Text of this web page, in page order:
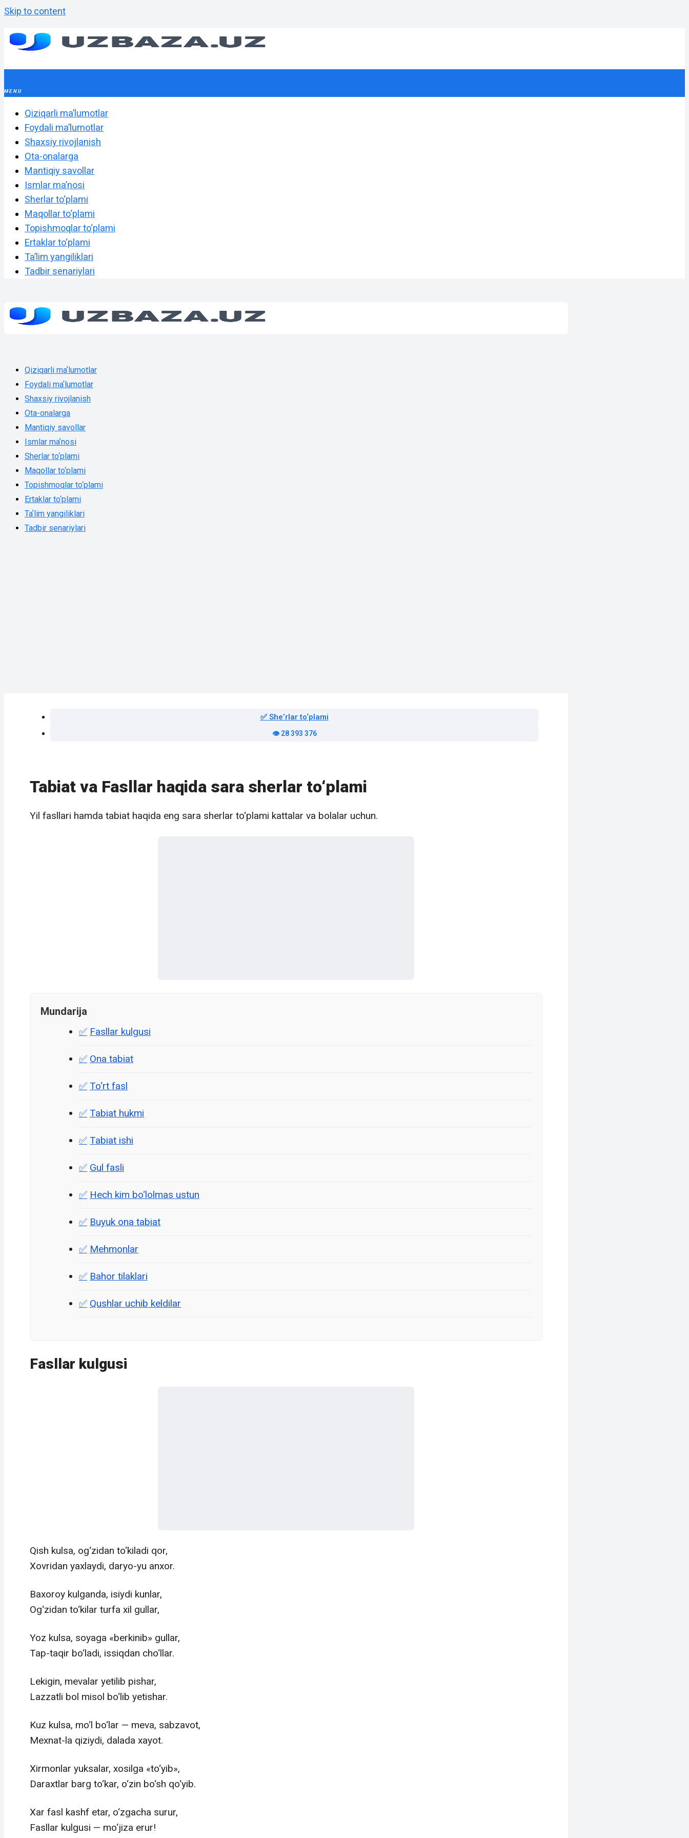
Skip to content
Qiziqarli maʼlumotlar
Foydali maʼlumotlar
Shaxsiy rivojlanish
Ota-onalarga
Mantiqiy savollar
Ismlar maʼnosi
Sherlar to‘plami
Maqollar to‘plami
Topishmoqlar to‘plami
Ertaklar to‘plami
Taʼlim yangiliklari
Tadbir senariylari
Qiziqarli maʼlumotlar
Foydali maʼlumotlar
Shaxsiy rivojlanish
Ota-onalarga
Mantiqiy savollar
Ismlar maʼnosi
Sherlar to‘plami
Maqollar to‘plami
Topishmoqlar to‘plami
Ertaklar to‘plami
Taʼlim yangiliklari
Tadbir senariylari
✅ Sheʼrlar to‘plami
👁️ 28 393 376
Tabiat va Fasllar haqida sara sherlar to‘plami
Yil fasllari hamda tabiat haqida eng sara sherlar to‘plami kattalar va bolalar uchun.
Mundarija
Fasllar kulgusi
Ona tabiat
To‘rt fasl
Tabiat hukmi
Tabiat ishi
Gul fasli
Hech kim bo‘lolmas ustun
Buyuk ona tabiat
Mehmonlar
Bahor tilaklari
Qushlar uchib keldilar
Fasllar kulgusi
Qish kulsa, og‘zidan to‘kiladi qor,
Xovridan yaxlaydi, daryo-yu anxor.
Baxoroy kulganda, isiydi kunlar,
Og‘zidan to‘kilar turfa xil gullar,
Yoz kulsa, soyaga «berkinib» gullar,
Tap-taqir bo‘ladi, issiqdan cho‘llar.
Lekigin, mevalar yetilib pishar,
Lazzatli bol misol bo‘lib yetishar.
Kuz kulsa, mo‘l bo‘lar — meva, sabzavot,
Mexnat-la qiziydi, dalada xayot.
Xirmonlar yuksalar, xosilga «to‘yib»,
Daraxtlar barg to‘kar, o‘zin bo‘sh qo‘yib.
Xar fasl kashf etar, o‘zgacha surur,
Fasllar kulgusi — mo‘jiza erur!